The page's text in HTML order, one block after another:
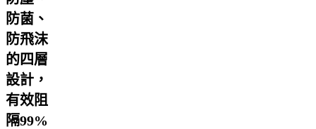
防菌、
防飛沫
的四層
設計，
有效阻
隔99%